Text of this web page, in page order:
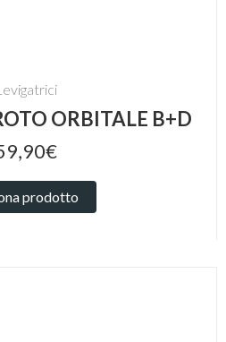
ORBITALE B+D
prodotto